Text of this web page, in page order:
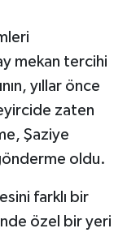
mekan tercihi
yıllar önce
zaten
Şaziye
oldu.
farklı bir
özel bir yeri